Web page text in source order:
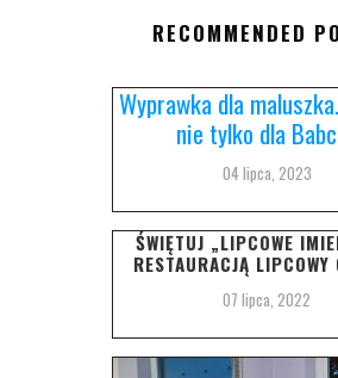
RECOMMENDED
Wyprawka dla
nie tylko dla
04 lipca, 2023
ŚWIĘTUJ „LIPCOWE
RESTAURACJĄ LIPCOWY
07 lipca, 2022